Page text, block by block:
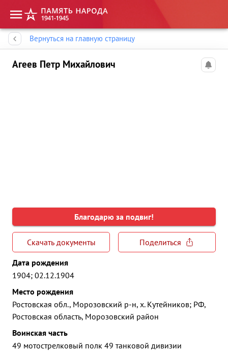
Вернуться на главную страницу
Агеев Петр Михайлович
Благодарю за подвиг!
Скачать документы
Поделиться
Дата рождения
1904; 02.12.1904
Место рождения
Ростовская обл., Морозовский р-н, х. Кутейников; РФ,
Ростовская область, Морозовский район
Воинская часть
49 мотострелковый полк 49 танковой дивизии
Память народа